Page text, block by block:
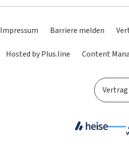
Impressum Barriere melden
Hosted by Plus.line Content